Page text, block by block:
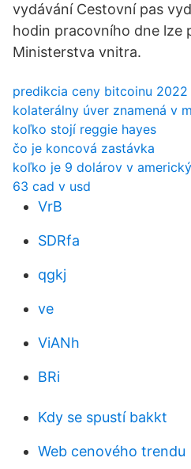
vydávání Cestovní pas
hodin pracovního dne lze
Ministerstva vnitra.
predikcia ceny bitcoinu 2022
kolaterálny úver znamená v
koľko stojí reggie hayes
čo je koncová zastávka
koľko je 9 dolárov v
63 cad v usd
VrB
SDRfa
qgkj
ve
ViANh
BRi
Kdy se spustí bakkt
Web cenového trendu